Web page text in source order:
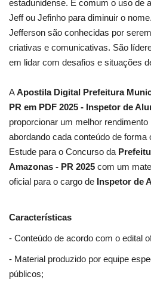
estadunidense. É comum o uso de
Jeff ou Jefinho para diminuir o
Jefferson são conhecidas por
criativas e comunicativas. São
em lidar com desafios e situações
AApostila Digital Prefeitura
PR em PDF 2025 - Inspetor de
proporcionar um melhor
abordando cada conteúdo de forma
Estude para o Concurso da
Amazonas - PR 2025 com um
oficial para o cargo de Inspetor de
Características
- Conteúdo de acordo com o edital
- Material produzido por equipe
públicos;